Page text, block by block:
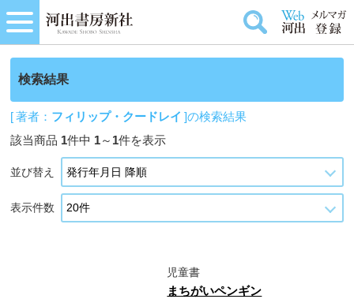
検索結果
[ 著者： フィリップ・クードレイ ]の検索結果
該当商品 1件中 1～ 1件を表示
並び替え
表示件数
児童書
まちがいペンギン